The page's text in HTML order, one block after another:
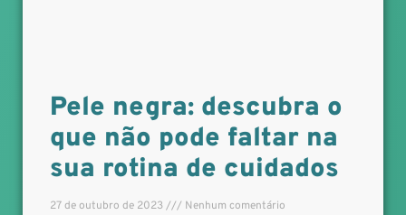
Pele negra: descubra o
que não pode faltar na
sua rotina de cuidados
27 de outubro de 2023 Nenhum comentário